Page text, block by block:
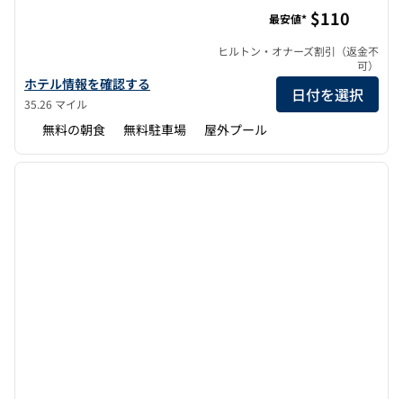
ホーム2スイーツbyヒルトン・ジャクソン・フローウッド・エア
ホテル情報を確認する
35.26 マイル
最安値* $110
ヒルトン・オナーズ割引（返金不
可）
日付を選択
無料の朝食 無料駐車場 屋外プール
1/12
1/12
前の画像 次の